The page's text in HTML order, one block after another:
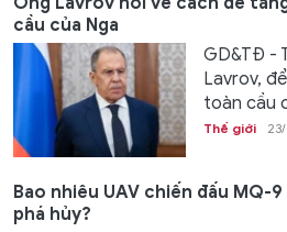
cầu của Nga
GD&TĐ -
Lavrov,
toàn cầu
Thế giới
Bao nhiêu UAV chiến đấu MQ-
phá hủy?